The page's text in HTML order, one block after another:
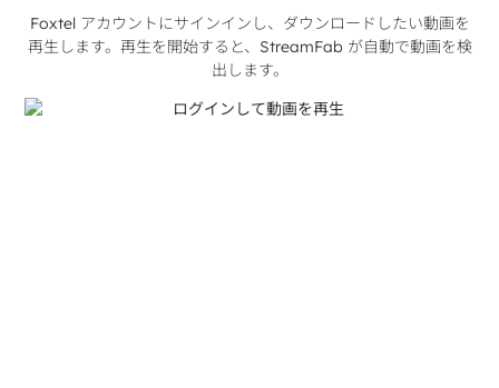
Foxtel アカウントにサインインし、ダウンロードしたい動画を
再生します。再生を開始すると、StreamFab が自動で動画を検
出します。